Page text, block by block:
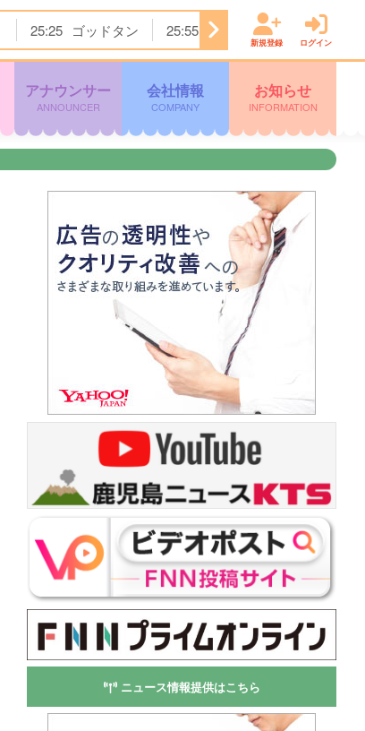
25:25 ゴッドタン 25:55 テレビショッピング
新規登録 ログイン
アナウンサー
ANNOUNCER
会社情報
COMPANY
お知らせ
INFORMATION
ニュース情報提供はこちら